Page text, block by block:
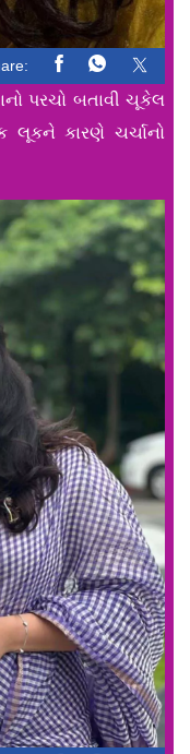
પરચો બતાવી ચૂકેલ
લૂકને કારણે ચર્ચાનો